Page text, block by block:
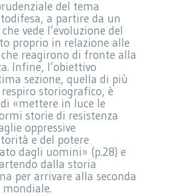
del tema
a partire da un
vede l’evoluzione del
proprio in relazione alle
reagirono di fronte alla
Infine, l’obiettivo
sezione, quella di più
storiografico, è
«mettere in luce le
storie di resistenza
oppressive
e del potere
dagli uomini» (p.28) e
dalla storia
per arrivare alla seconda